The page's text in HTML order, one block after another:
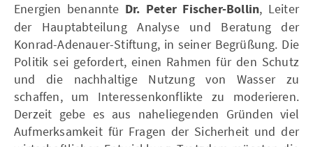
Energien benannte Dr. Peter Fischer-Bollin, Leiter
der Hauptabteilung Analyse und Beratung der
Konrad-Adenauer-Stiftung, in seiner Begrüßung. Die
Politik sei gefordert, einen Rahmen für den Schutz
und die nachhaltige Nutzung von Wasser zu
schaffen, um Interessenkonflikte zu moderieren.
Derzeit gebe es aus naheliegenden Gründen viel
Aufmerksamkeit für Fragen der Sicherheit und der